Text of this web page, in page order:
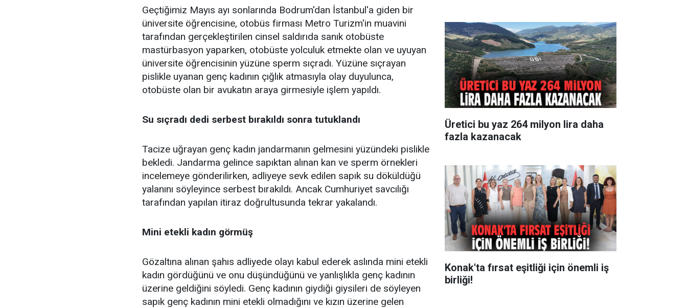
Geçtiğimiz Mayıs ayı sonlarında Bodrum'dan İstanbul'a giden bir
üniversite öğrencisine, otobüs firması Metro Turizm'in muavini
tarafından gerçekleştirilen cinsel saldırıda sanık otobüste
mastürbasyon yaparken, otobüste yolculuk etmekte olan ve uyuyan
üniversite öğrencisinin yüzüne sperm sıçradı. Yüzüne sıçrayan
pislikle uyanan genç kadının çığlık atmasıyla olay duyulunca,
otobüste olan bir avukatın araya girmesiyle işlem yapıldı.
Su sıçradı dedi serbest bırakıldı sonra tutuklandı
Tacize uğrayan genç kadın jandarmanın gelmesini yüzündeki pislikle
bekledi. Jandarma gelince sapıktan alınan kan ve sperm örnekleri
incelemeye gönderilirken, adliyeye sevk edilen sapık su döküldüğü
yalanını söyleyince serbest bırakıldı. Ancak Cumhuriyet savcılığı
tarafından yapılan itiraz doğrultusunda tekrar yakalandı.
Mini etekli kadın görmüş
Gözaltına alınan şahıs adliyede olayı kabul ederek aslında mini etekli
kadın gördüğünü ve onu düşündüğünü ve yanlışlıkla genç kadının
üzerine geldiğini söyledi. Genç kadının giydiği giysileri de söyleyen
sapık genç kadının mini etekli olmadığını ve kızın üzerine gelen
Üretici bu yaz 264 milyon lira daha
fazla kazanacak
Konak'ta fırsat eşitliği için önemli iş
birliği!